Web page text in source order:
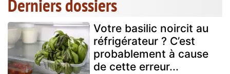
Derniers dossiers
Votre basilic noircit au
réfrigérateur ? C’est
probablement à cause
de cette erreur...